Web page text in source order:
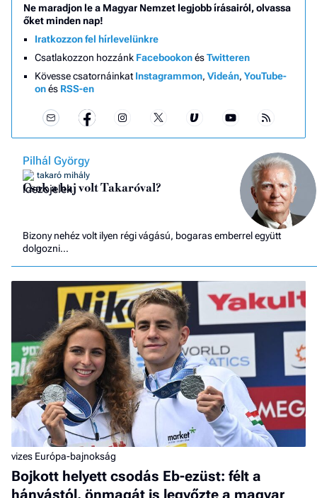
Ne maradjon le a Magyar Nemzet legjobb írásairól, olvassa
őket minden nap!
Iratkozzon fel hírlevelünkre
Csatlakozzon hozzánk FacebookonésTwitteren
Kövesse csatornáinkat Instagrammon, Videán, YouTube-
onés RSS-en
Pilhál György
takaró mihály
Csak a baj volt Takaróval?
Bizony nehéz volt ilyen régi vágású, bogaras emberrel együtt
dolgozni…
vizes Európa-bajnokság
Bojkott helyett csodás Eb-ezüst: félt a